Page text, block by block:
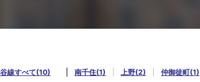
線すべて(10) 南千住(1) 上野(2) 仲御徒町(1)